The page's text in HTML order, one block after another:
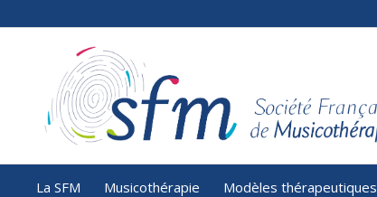
La SFM Musicothérapie Modèles thérapeutiques